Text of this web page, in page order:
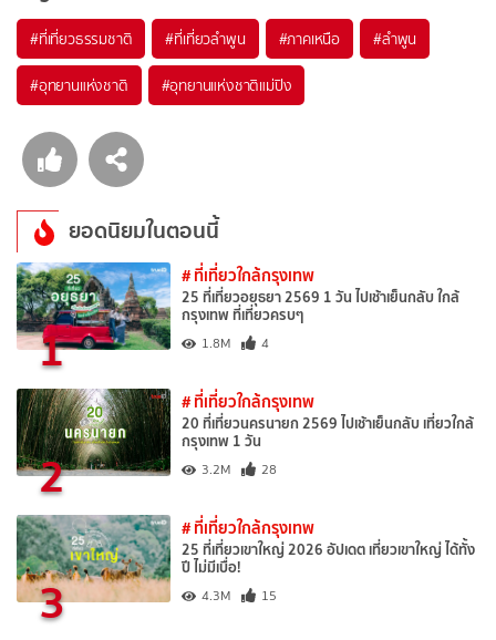
#ที่เที่ยวธรรมชาติ #ที่เที่ยวลำพูน #ภาคเหนือ #ลำพูน
#อุทยานแห่งชาติ #อุทยานแห่งชาติแม่ปิง
ยอดนิยมในตอนนี้
1
# ที่เที่ยวใกล้กรุงเทพ
25 ที่เที่ยวอยุธยา 2569 1 วัน ไปเช้าเย็นกลับ ใกล้
กรุงเทพ ที่เที่ยวครบๆ
1.8M 4
2
# ที่เที่ยวใกล้กรุงเทพ
20 ที่เที่ยวนครนายก 2569 ไปเช้าเย็นกลับ เที่ยวใกล้
กรุงเทพ 1 วัน
3.2M 28
3
# ที่เที่ยวใกล้กรุงเทพ
25 ที่เที่ยวเขาใหญ่ 2026 อัปเดต เที่ยวเขาใหญ่ ได้ทั้ง
ปี ไม่มีเบื่อ!
4.3M 15